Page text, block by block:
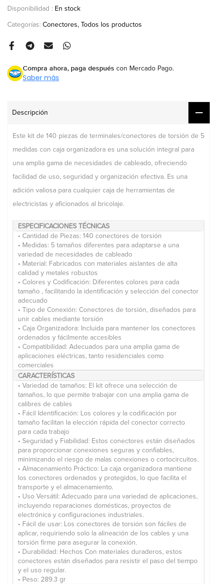
Disponibilidad : En stock
Categorías: Conectores Todos los productos
Compra ahora, paga después con Mercado Pago.
Saber más
Descripción
Este kit de 140 piezas de terminales/conectores de torsión de 5
medidas con caja organizadora es una solución integral para
una amplia gama de necesidades de cableado, ofreciendo
facilidad de uso, seguridad y organización efectiva. Es una
adición valiosa para cualquier caja de herramientas de
electricistas y aficionados al bricolaje.
ESPECIFICACIONES TÉCNICAS
• Cantidad de Piezas: 140 conectores de torsión
• Medidas: 5 tamaños diferentes para adaptarse a una
variedad de necesidades de cableado
• Material: Fabricados con materiales aislantes de alta
calidad y metales robustos
• Colores y Codificación: Diferentes colores para cada
tamaño , facilitando la identificación y selección del conector
adecuado
• Tipo de Conexión: Conectores de torsión, diseñados para
unir cables mediante torsión
• Caja Organizadora: Incluida para mantener los conectores
ordenados y fácilmente accesibles
• Compatibilidad: Adecuados para una amplia gama de
aplicaciones eléctricas, tanto residenciales como
comerciales
CARACTERÍSTICAS
• Variedad de tamaños: El kit ofrece una selección de
tamaños, lo que permite trabajar con una amplia gama de
calibres de cables
• Fácil Identificación: Los colores y la codificación por
tamaño facilitan la elección rápida del conector correcto
para cada trabajo
• Seguridad y Fiabilidad: Estos conectores están diseñados
para proporcionar conexiones seguras y confiables,
minimizando el riesgo de malas conexiones o cortocircuitos.
• Almacenamiento Práctico: La caja organizadora mantiene
los conectores ordenados y protegidos, lo que facilita el
transporte y el almacenamiento.
• Uso Versátil: Adecuado para una variedad de aplicaciones,
incluyendo reparaciones domésticas, proyectos de
electrónica y configuraciones industriales.
• Fácil de usar: Los conectores de torsión son fáciles de
aplicar, requiriendo solo la alineación de los cables y una
torsión firme para asegurar la conexión.
• Durabilidad: Hechos Con materiales duraderos, estos
conectores están diseñados para resistir el paso del tiempo
y el uso regular.
• Peso: 289.3 gr